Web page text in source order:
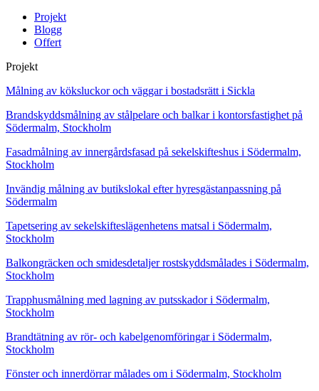
Projekt
Blogg
Offert
Projekt
Målning av köksluckor och väggar i bostadsrätt i Sickla
Brandskyddsmålning av stålpelare och balkar i kontorsfastighet på
Södermalm, Stockholm
Fasadmålning av innergårdsfasad på sekelskifteshus i Södermalm,
Stockholm
Invändig målning av butikslokal efter hyresgästanpassning på
Södermalm
Tapetsering av sekelskifteslägenhetens matsal i Södermalm,
Stockholm
Balkongräcken och smidesdetaljer rostskyddsmålades i Södermalm,
Stockholm
Trapphusmålning med lagning av putsskador i Södermalm,
Stockholm
Brandtätning av rör- och kabelgenomföringar i Södermalm,
Stockholm
Fönster och innerdörrar målades om i Södermalm, Stockholm